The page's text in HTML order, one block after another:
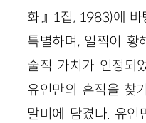
화』 1집, 1983)에
특별하며, 일찍이 황
술적 가치가 인정되
유인만의 흔적을 찾
말미에 담겼다. 유인